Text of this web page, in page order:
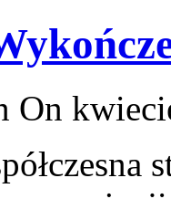
On